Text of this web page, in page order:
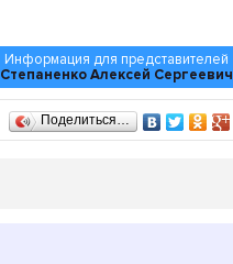
Информация для представителей
Степаненко Алексей Сергеевич
Поделиться…